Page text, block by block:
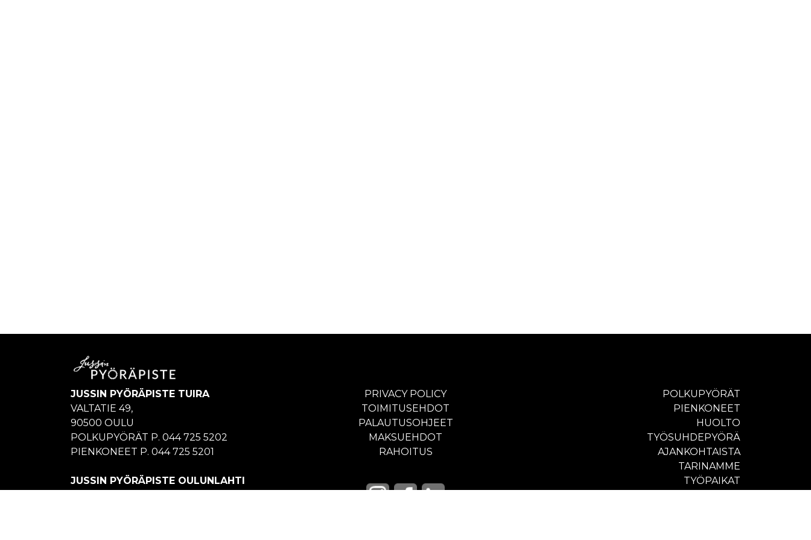
JUSSIN PYÖRÄPISTE TUIRA
VALTATIE 49,
90500 OULU
POLKUPYÖRÄT P. 044 725 5202
PIENKONEET P. 044 725 5201
JUSSIN PYÖRÄPISTE OULUNLAHTI
PRIVACY POLICY
TOIMITUSEHDOT
PALAUTUSOHJEET
MAKSUEHDOT
RAHOITUS
POLKUPYÖRÄT
PIENKONEET
HUOLTO
TYÖSUHDEPYÖRÄ
AJANKOHTAISTA
TARINAMME
TYÖPAIKAT